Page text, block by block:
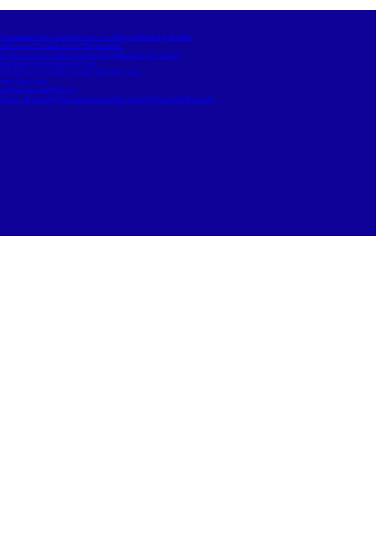
Δύο μοναδικά live στο Alkyon Hotel στη Σκιάθο
Τουρισμού του Πριγκιπάτου
ψώνια του σε σούπερ μάρκετ & χαιρετούσε τον κόσμο
που συγκινεί πιστούς
κοράλλια αξίας 800.000 ευρώ
του Αχιλλέως!
& απαντήσεις»
– Η περιοχή δεν μπορεί να μείνει χωρίς Ογκολογική Κλινική»